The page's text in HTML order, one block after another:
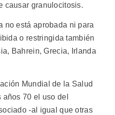
causar granulocitosis.
no está aprobada ni para
o restringida también
Bahrein, Grecia, Irlanda
Mundial de la Salud
70 el uso del
-al igual que otras